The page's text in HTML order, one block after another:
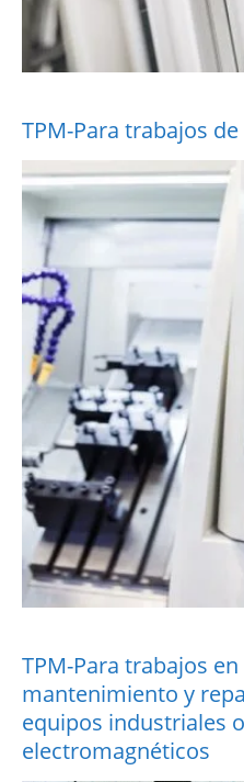
TPM-Para trabajos
More Information
TPM-Para trabajos
mantenimiento y
equipos industriales
electromagnéticos